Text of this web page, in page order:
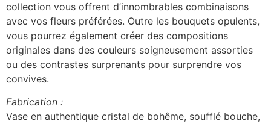
collection vous offrent d’innombrables combinaisons
avec vos fleurs préférées. Outre les bouquets opulents,
vous pourrez également créer des compositions
originales dans des couleurs soigneusement assorties
ou des contrastes surprenants pour surprendre vos
convives.
Fabrication :
Vase en authentique cristal de bohême, soufflé bouche,